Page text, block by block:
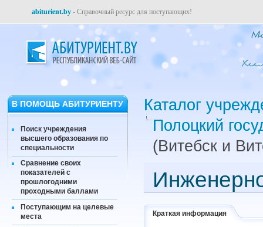
abiturient.by - Справочный ресурс для поступающих!
В ПОМОЩЬ АБИТУРИЕНТУ
Поиск учреждения
высшего образования по
специальности
Сравнение своих
показателей с
прошлогодними
проходными баллами
Поступающим на целевые
места
Каталог
Полоцкий
(Витебск и
Краткая информация